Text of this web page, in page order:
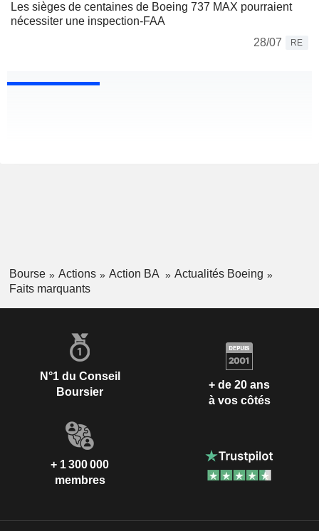
Les sièges de centaines de Boeing 737 MAX pourraient
nécessiter une inspection-FAA
28/07
RE
Bourse Actions Action BA
Actualités Boeing
Faits marquants
N°1 du Conseil
Boursier
+ de 20 ans
à vos côtés
+ 1 300 000
membres